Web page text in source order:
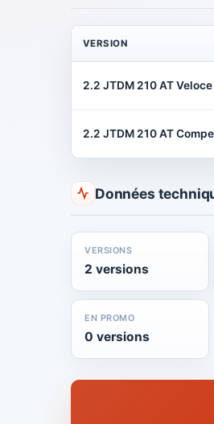
VERSION
2.2 JTDM 210 AT Veloce
2.2 JTDM 210 AT
Données
VERSIONS
2 versions
EN PROMO
0 versions